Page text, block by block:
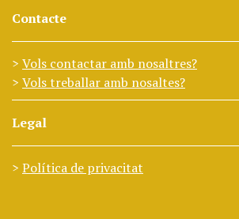
Contacte
Vols contactar amb nosaltres?
Vols treballar amb nosaltes?
Legal
Política de privacitat